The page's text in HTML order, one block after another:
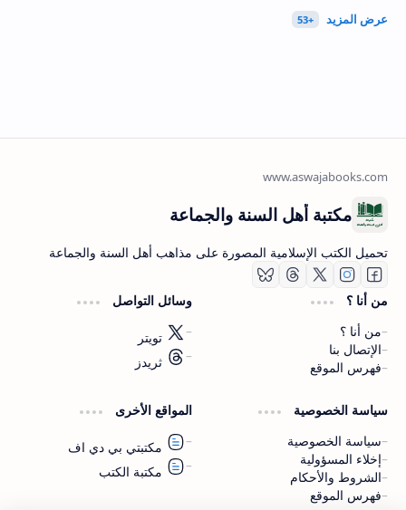
اشترك الآن
اشترك في قناتنا على تليجرام
مكتبة أهل السنة والجماعة
تحميل الكتب الإسلامية المصورة على مذاهب أهل السنة والجماعة
من أنا ؟
من أنا ؟
الإتصال بنا
فهرس الموقع
وسائل التواصل
تويتر
ثريدز
سياسة الخصوصية
سياسة الخصوصية
إخلاء المسؤولية
الشروط والأحكام
فهرس الموقع
المواقع الأخرى
مكتبتي بي دي اف
مكتبة الكتب